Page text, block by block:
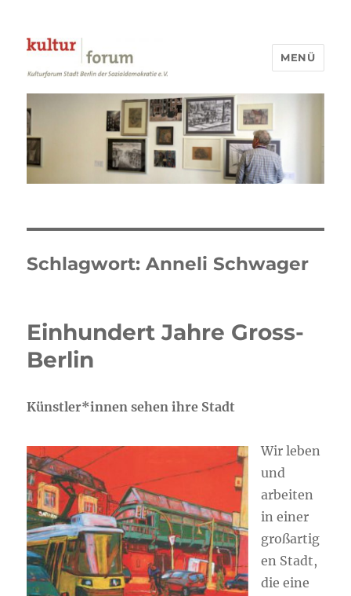
Kulturforum Stadt Berlin
MENÜ
Schlagwort:Anneli Schwager
Einhundert Jahre Gross-
Berlin
Künstler*innen sehen ihre Stadt
Wir leben
und
arbeiten
in einer
großartig
en Stadt,
die eine